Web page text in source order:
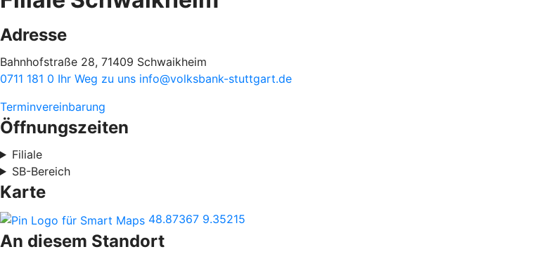
Adresse
Bahnhofstraße 28, 71409 Schwaikheim
0711 181 0 Ihr Weg zu uns info@volksbank-stuttgart.de
Terminvereinbarung
Öffnungszeiten
Filiale
SB-Bereich
Karte
48.87367 9.35215
An diesem Standort